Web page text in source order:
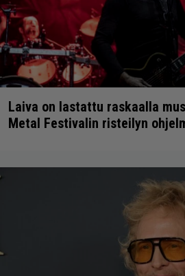
Laiva on lastattu raskaalla
Metal Festivalin risteilyn